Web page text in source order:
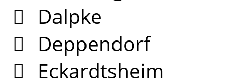
Dalpke
Deppendorf
Eckardtsheim